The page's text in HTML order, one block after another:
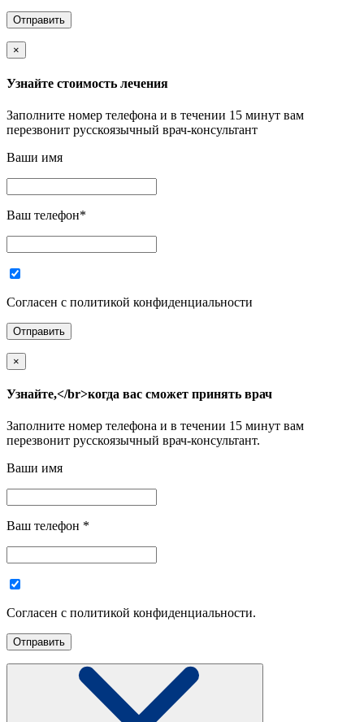
×
Узнайте стоимость лечения
Заполните номер телефона и в течении 15 минут вам
перезвонит русскоязычный врач-консультант
Ваши имя
Ваш телефон*
Согласен с политикой конфиденциальности
×
Узнайте,</br>когда вас сможет принять врач
Заполните номер телефона и в течении 15 минут вам
перезвонит русскоязычный врач-консультант.
Ваши имя
Ваш телефон *
Согласен с политикой конфиденциальности.